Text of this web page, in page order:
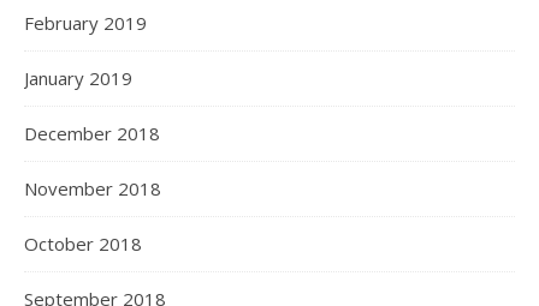
February 2019
January 2019
December 2018
November 2018
October 2018
September 2018